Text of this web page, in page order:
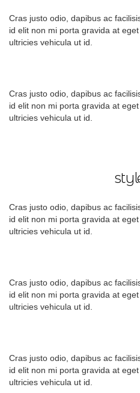
Cras justo odio, dapibus ac
id elit non mi porta gravida at
ultricies vehicula ut id.
Cras justo odio, dapibus ac
id elit non mi porta gravida at
ultricies vehicula ut id.
Cras justo odio, dapibus ac
id elit non mi porta gravida at
ultricies vehicula ut id.
Cras justo odio, dapibus ac
id elit non mi porta gravida at
ultricies vehicula ut id.
Cras justo odio, dapibus ac
id elit non mi porta gravida at
ultricies vehicula ut id.